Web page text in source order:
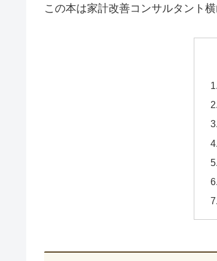
この本は家計改善コンサルタント横